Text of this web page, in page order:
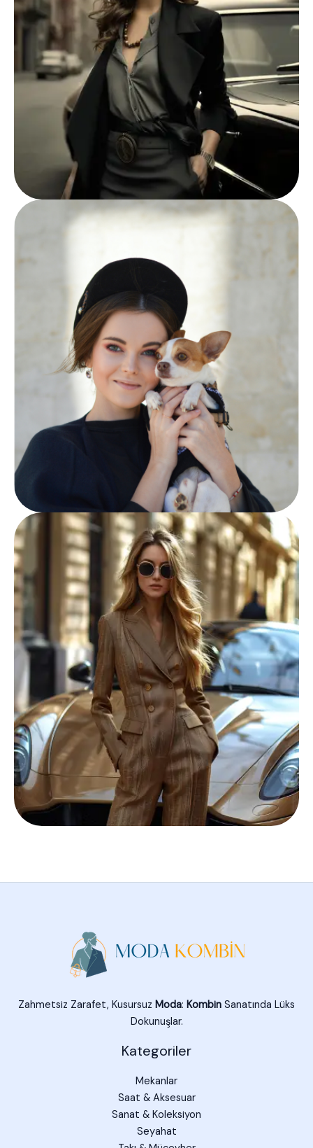
Zahmetsiz Zarafet, Kusursuz Moda: Kombin Sanatında Lüks
Dokunuşlar.
Kategoriler
Mekanlar
Saat & Aksesuar
Sanat & Koleksiyon
Seyahat